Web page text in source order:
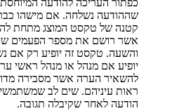
כפתור העריכה להודעה
שההודעה נשלחה. אם מישהו
קטנה של טקסט המוצג מתחת
אשר רושם את מספר הפעמים
והשעה. טקסט זה יופיע רק אם
יופיע אם מנהל או מנהל ראשי
להשאיר הערה אשר מסבירה
ראות עיניהם. שים לב
הודעה לאחר שקיבלה תגובה.